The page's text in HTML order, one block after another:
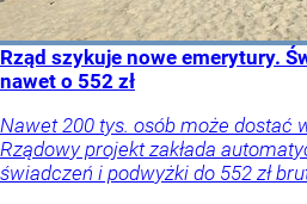
Rząd szykuje nowe emerytury.
nawet o 552 zł
Nawet 200 tys. osób może dostać
Rządowy projekt zakłada
świadczeń i podwyżki do 552 zł